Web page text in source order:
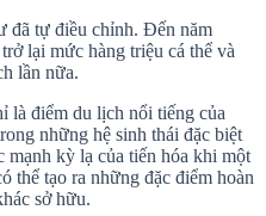
đã tự điều chỉnh. Đến năm
lại mức hàng triệu cá thể và
lần nữa.
là điểm du lịch nổi tiếng của
những hệ sinh thái đặc biệt
kỳ lạ của tiến hóa khi một
thể tạo ra những đặc điểm hoàn
sở hữu.